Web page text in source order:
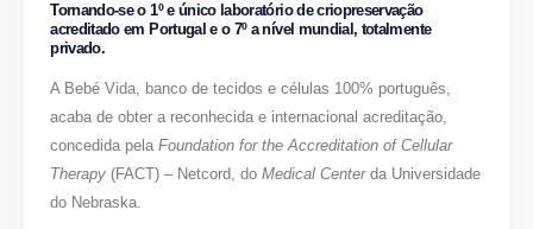
Tornando-se o 1º e único laboratório de criopreservação
acreditado em Portugal e o 7º a nível mundial, totalmente
privado.
A Bebé Vida, banco de tecidos e células 100% português,
acaba de obter a reconhecida e internacional acreditação,
concedida pelaFoundation for the Accreditation of Cellular
Therapy (FACT) – Netcord, doMedical Centerda Universidade
do Nebraska.